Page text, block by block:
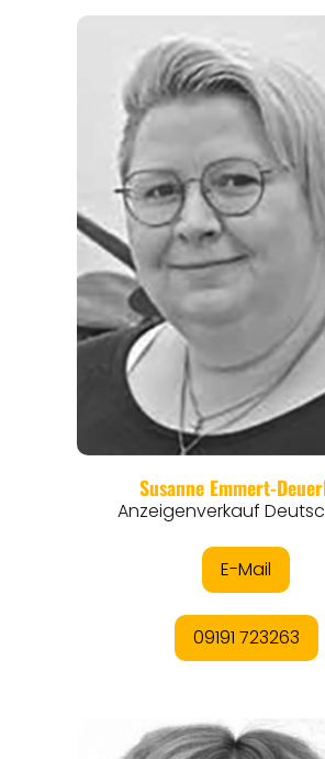
REGIONEN
ORTE